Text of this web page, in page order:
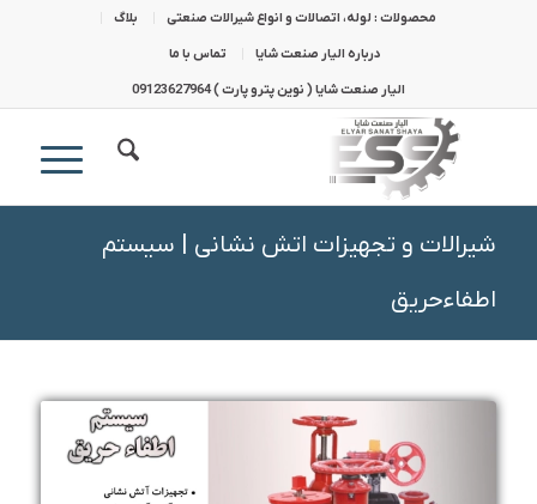
محصولات : لوله، اتصالات و انواع شیرالات صنعتی بلاگ
درباره الیار صنعت شایا تماس با ما
الیار صنعت شایا ( نوین پترو پارت ) 09123627964
شیرالات و تجهیزات اتش نشانی | سیستم
اطفاءحریق